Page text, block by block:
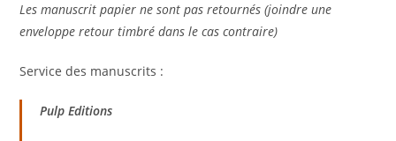
Les manuscrit papier ne sont pas retournés (joindre une
enveloppe retour timbré dans le cas contraire)
Service des manuscrits :
Pulp Editions